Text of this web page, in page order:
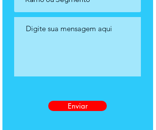
Enviar